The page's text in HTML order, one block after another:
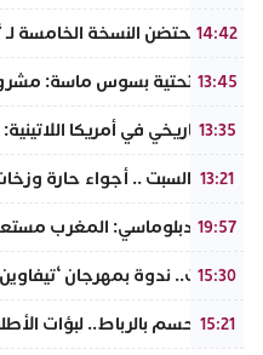
14:42
إنزكان تحتضن النسخة الخامسة
13:45
البنية التحتية بسوس ماسة:
13:35
تحول تاريخي في أمريكا
13:21
طقس السبت .. أجواء حارة
19:57
مصدر دبلوماسي: المغرب مستعد
15:30
تافراوت.. ندوة بمهرجان
15:21
سبت الحسم بالرباط.. لبؤات